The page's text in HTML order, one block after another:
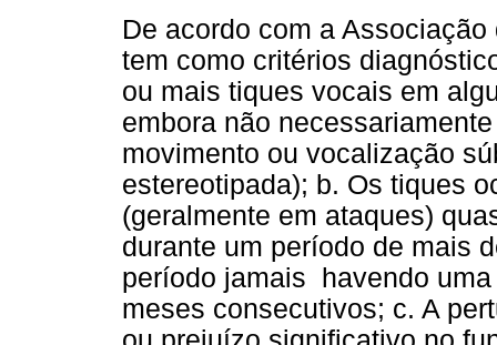
De acordo com a
tem como critérios
ou mais tiques vocais em
embora não
movimento ou vocalização
estereotipada); b. Os tiques
(geralmente em ataques)
durante um período de mais
período jamais havendo
meses consecutivos; c. A